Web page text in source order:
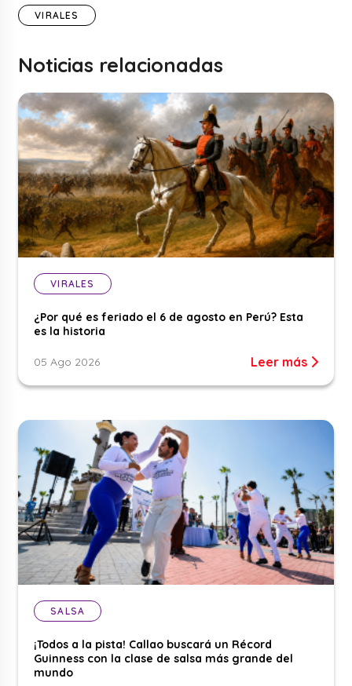
VIRALES
Noticias relacionadas
VIRALES
¿Por qué es feriado el 6 de agosto en Perú? Esta
es la historia
05 Ago 2026 Leer más
SALSA
¡Todos a la pista! Callao buscará un Récord
Guinness con la clase de salsa más grande del
mundo